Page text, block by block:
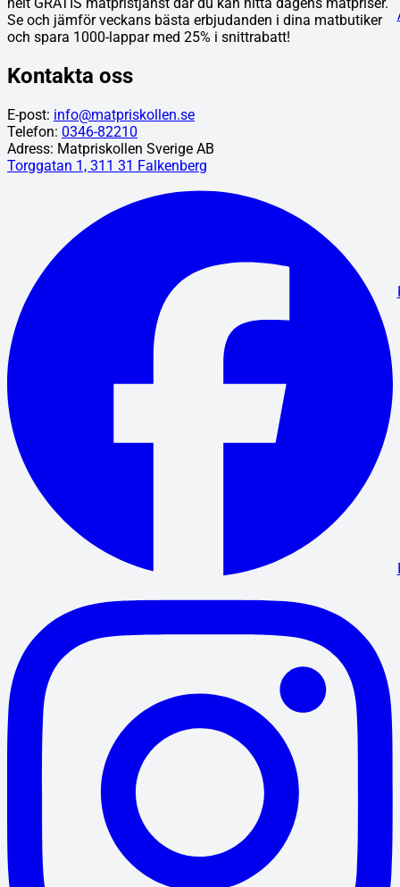
Se och jämför veckans bästa erbjudanden i dina matbutiker
och spara 1000-lappar med 25% i snittrabatt!
Kontakta oss
E-post: info@matpriskollen.se
Telefon: 0346-82210
Adress: Matpriskollen Sverige AB
Torggatan 1, 311 31 Falkenberg